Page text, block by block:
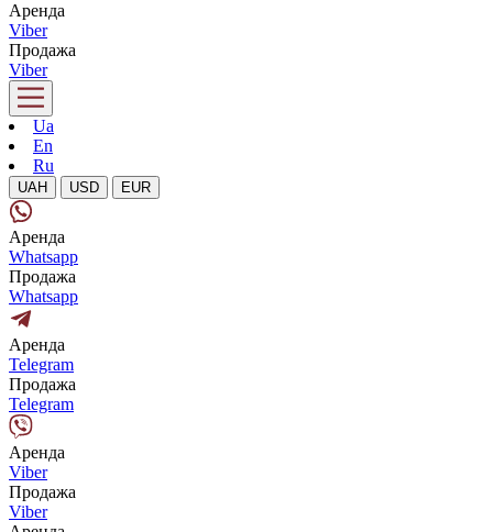
Аренда
Viber
Продажа
Viber
Ua
En
Ru
UAH USD EUR
Аренда
Whatsapp
Продажа
Whatsapp
Аренда
Telegram
Продажа
Telegram
Аренда
Viber
Продажа
Viber